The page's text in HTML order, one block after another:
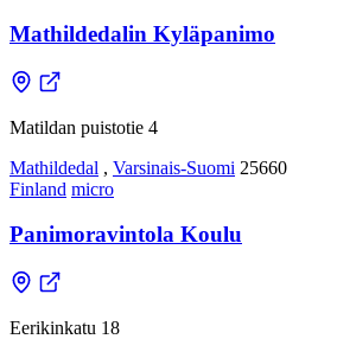
Mathildedalin Kyläpanimo
Matildan puistotie 4
Mathildedal , Varsinais-Suomi 25660
Finland micro
Panimoravintola Koulu
Eerikinkatu 18